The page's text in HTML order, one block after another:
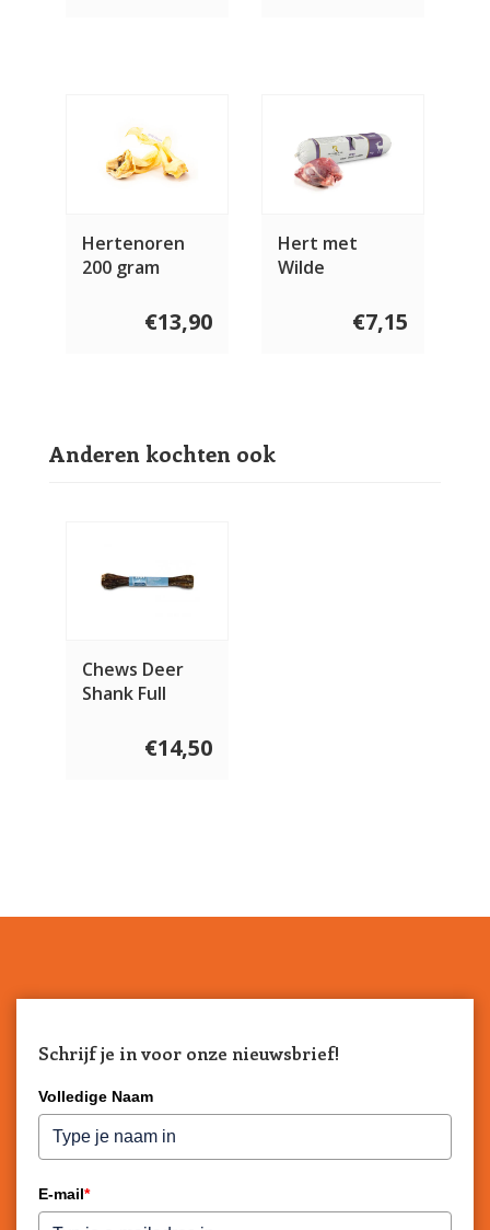
Hertenoren
200 gram
€13,90
Hert met
Wilde
& Wilde Bessen
2 x 400 gram
€7,15
Anderen kochten ook
Chews Deer
Shank Full
€14,50
Schrijf je in voor onze nieuwsbrief!
Volledige Naam
E-mail*